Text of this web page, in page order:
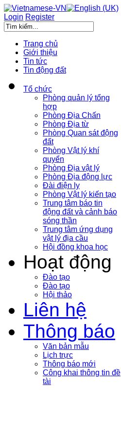
Login Register
Trang chủ
Giới thiệu
Tin tức
Tin động đất
Tổ chức
Phòng quản lý tổng
hợp
Phòng Địa Chấn
Phòng Địa từ
Phòng Quan sát động
đất
Phòng Vật lý khí
quyển
Phòng Địa vật lý
Phòng Địa động lực
Đài điện ly
Phòng Vật lý kiến tạo
Trung tâm báo tin
động đất và cảnh báo
sóng thần
Trung tâm ứng dụng
vật lý địa cầu
Hội đồng khoa học
Hoạt động
Đào tạo
Đào tạo
Hội thảo
Liên hệ
Thông báo
Văn bản mẫu
Lịch trực
Thông báo mới
Công khai thông tin đề
tài